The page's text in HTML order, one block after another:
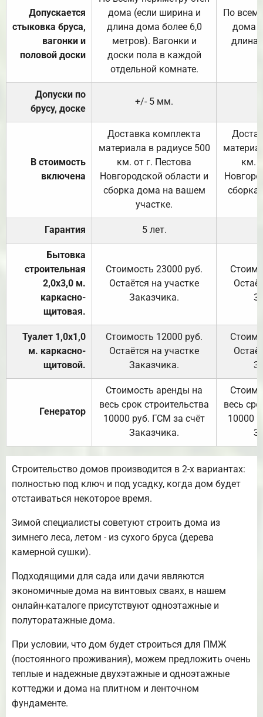
Допускается
стыковка бруса,
вагонки и
половой доски
дома (если ширина и
длина дома более 6,0
метров). Вагонки и
доски пола в каждой
отдельной комнате.
По
дома
длина
Допуски по
брусу, доске
+/- 5 мм.
В стоимость
включена
Доставка комплекта
материала в радиусе 500
км. от г. Пестова
Новгородской области и
сборка дома на вашем
участке.
км.
Гарантия 5 лет.
Бытовка
строительная
2,0х3,0 м.
каркасно-
щитовая.
Стоимость 23000 руб.
Остаётся на участке
Заказчика.
Туалет 1,0х1,0
м. каркасно-
щитовой.
Стоимость 12000 руб.
Остаётся на участке
Заказчика.
Генератор
Стоимость аренды на
весь срок строительства
10000 руб. ГСМ за счёт
Заказчика.
весь
10000
Строительство домов производится в 2-х вариантах:
полностью под ключ и под усадку, когда дом будет
отстаиваться некоторое время.
Зимой специалисты советуют строить дома из
зимнего леса, летом - из сухого бруса (дерева
камерной сушки).
Подходящими для сада или дачи являются
экономичные дома на винтовых сваях, в нашем
онлайн-каталоге присутствуют одноэтажные и
полуторатажные дома.
При условии, что дом будет строиться для ПМЖ
(постоянного проживания), можем предложить очень
теплые и надежные двухэтажные и одноэтажные
коттеджи и дома на плитном и ленточном
фундаменте.